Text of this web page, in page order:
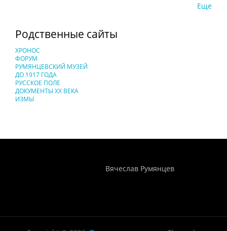
Еще
Родственные сайты
ХРОНОС
ФОРУМ
РУМЯНЦЕВСКИЙ МУЗЕЙ
ДО 1917 ГОДА
РУССКОЕ ПОЛЕ
ДОКУМЕНТЫ XX ВЕКА
ИЗМЫ
Вячеслав Румянцев